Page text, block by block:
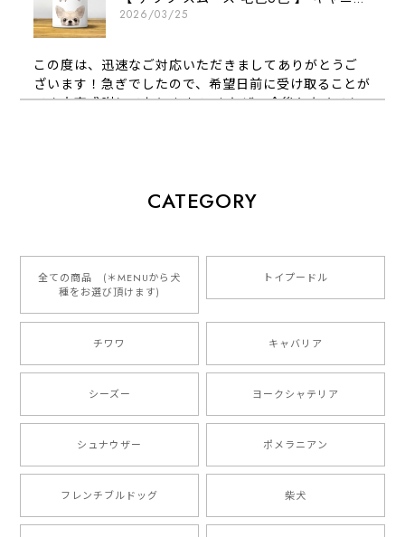
2026/03/25
この度は、迅速なご対応いただきましてありがとうご
ざいます！急ぎでしたので、希望日前に受け取ることが
でき大変感謝しております！ またぜひ今後ともよろし
2026/01/16
とっても可愛くて、わんちゃんの名前や電話番号も分か
りやすくて最高です！ ありがとうございました❁⃘*.ﾟ
ご縁がありましたら、またよろしくお願いいたします。
【 自然に囲まれた ダックスフンド 】 キャニスター 保存容器 お家用 プレゼント 犬 ペット うちの子 犬グッズ
【 ボーダーコリー 水彩画風 毛色4色 】 手帳 スマホケース 犬 うちの子 iPhone & Android
CATEGORY
全ての商品 (＊MENUから犬
種をお選び頂けます)
トイプードル
チワワ キャバリア
シーズー ヨークシャテリア
シュナウザー ポメラニアン
フレンチブルドッグ 柴犬